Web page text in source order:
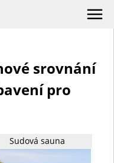
srovnání
pro
Sudová sauna